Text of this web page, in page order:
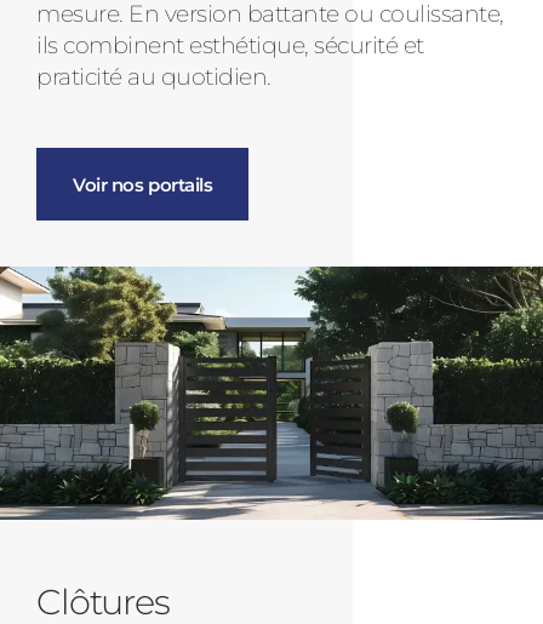
mesure. En version battante ou coulissante,
ils combinent esthétique, sécurité et
praticité au quotidien.
Voir nos portails
Clôtures